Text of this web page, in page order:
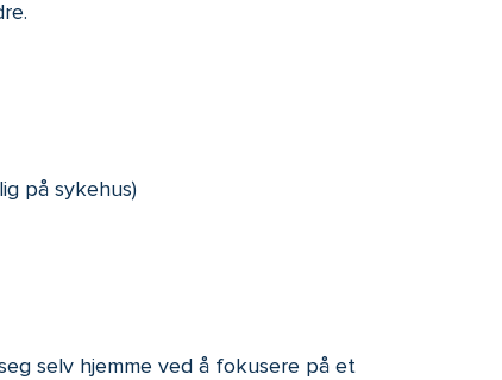
på sykehus)
selv hjemme ved å fokusere på et